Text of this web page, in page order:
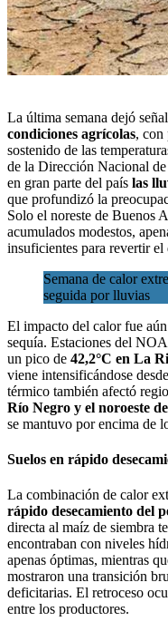
La última semana dejó
condiciones agrícolas, con
sostenido de las
de la Dirección Nacional
en gran parte del país las
que profundizó la
Solo el noreste de Buenos
acumulados modestos,
insuficientes para revertir el
Semana de calor
seguida por lluvias
El impacto del calor fue
sequía. Estaciones del
un pico de 42,2°C en La
viene intensificándose
térmico también afectó
Río Negro y el noroeste
se mantuvo por encima de
Suelos en rápido
La combinación de calor
rápido desecamiento del
directa al maíz de siembra
encontraban con niveles
apenas óptimas, mientras
mostraron una transición
deficitarias. El retroceso
entre los productores.